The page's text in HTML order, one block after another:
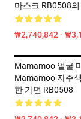
마스크 RB0508의
₩2,740,842 -
Mamamoo 얼굴
Mamamoo 자주
한 가면 RB0508